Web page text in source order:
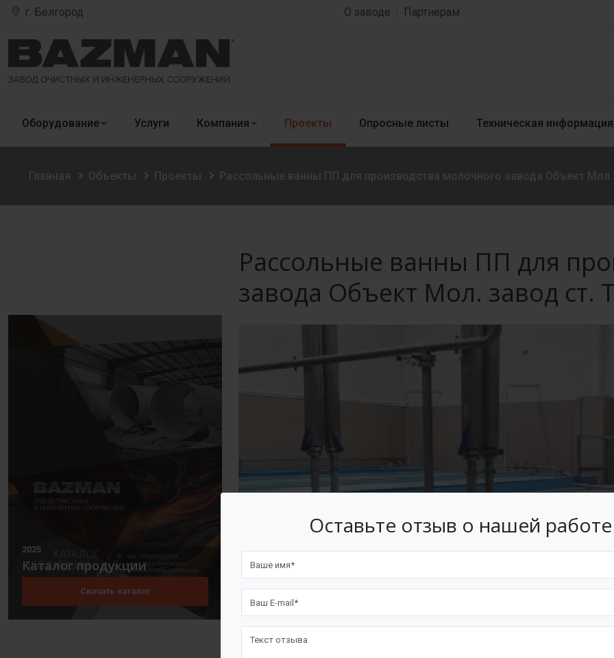
Оставьте отзыв о нашей работе
г. Белгород О заводе Партнерам
Оборудование Услуги Компания Проекты Опросные листы Техническая информация
Главная Объекты Проекты Рассольные ванны ПП для производства молочного завода Объект
2025
Каталог продукции
Скачать каталог
Рассольные ванны ПП для
завода Объект Мол. завод ст.